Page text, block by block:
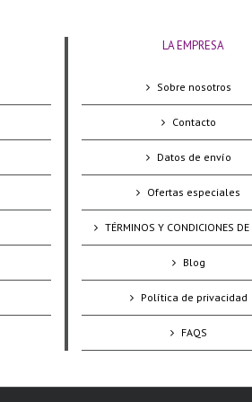
LA EMPRESA
Sobre nosotros
Contacto
Datos de envío
Ofertas especiales
TÉRMINOS Y CONDICIONES DE
Blog
Política de privacidad
FAQS